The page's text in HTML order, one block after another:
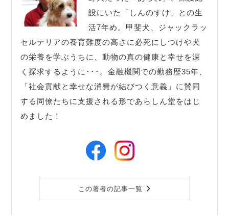
設にいた「しんのすけ」との生
活7年め。甲斐犬、ジャックラッ
セルテリアの養育難度の高さに必死にしつけや犬
の栄養を学ぶうちに、動物の真の健康と幸せを深
く探求するように･･･。金融機関での勤務歴35年、
「社会貢献と幸せな消費が結びつく意義」に賛同
する同僚たちに支援される形であらしん堂をはじ
めました！
この著者の記事一覧